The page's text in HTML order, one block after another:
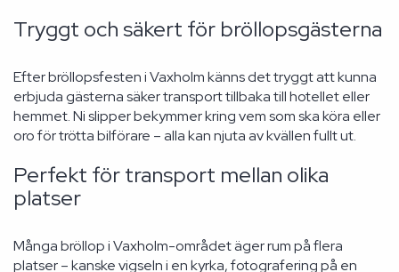
Tryggt och säkert för bröllopsgästerna
Efter bröllopsfesten i Vaxholm känns det tryggt att kunna
erbjuda gästerna säker transport tillbaka till hotellet eller
hemmet. Ni slipper bekymmer kring vem som ska köra eller
oro för trötta bilförare – alla kan njuta av kvällen fullt ut.
Perfekt för transport mellan olika
platser
Många bröllop i Vaxholm-området äger rum på flera
platser – kanske vigseln i en kyrka, fotografering på en